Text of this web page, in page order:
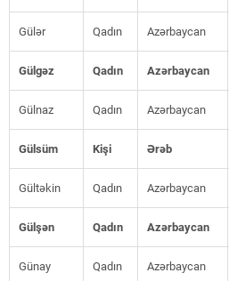
Gülər Qadın Azərbaycan
Gülgəz Qadın Azərbaycan
Gülnaz Qadın Azərbaycan
Gülsüm Kişi Ərəb
Gültəkin Qadın Azərbaycan
Gülşən Qadın Azərbaycan
Günay Qadın Azərbaycan